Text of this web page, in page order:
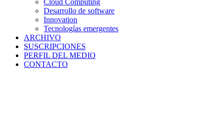
Cloud Computing
Desarrollo de software
Innovation
Tecnologías emergentes
ARCHIVO
SUSCRIPCIONES
PERFIL DEL MEDIO
CONTACTO